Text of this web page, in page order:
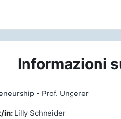
Informazioni
- Prof. Ungerer
in: Lilly Schneider